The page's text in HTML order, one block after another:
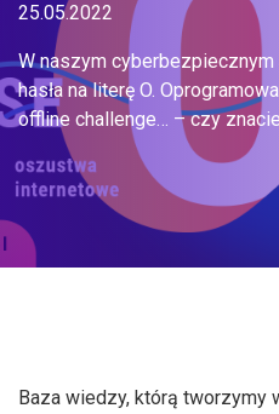
25.05.2022
W naszym
hasła na literę O.
offline challenge… – czy
Baza wiedzy, którą tworzymy